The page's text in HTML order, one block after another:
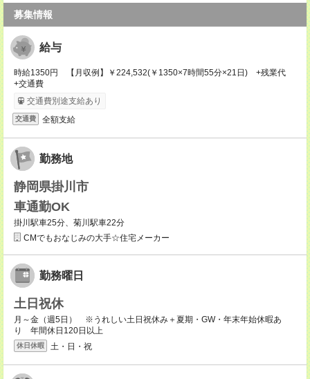
募集情報
給与
時給1350円 【月収例】￥224,532(￥1350×7時間55分×21日) +残業代
+交通費
交通費別途支給あり
交通費 全額支給
勤務地
静岡県掛川市
車通勤OK
掛川駅車25分、菊川駅車22分
CMでもおなじみの大手☆住宅メーカー
勤務曜日
土日祝休
月～金（週5日） ※うれしい土日祝休み＋夏期・GW・年末年始休暇あ
り 年間休日120日以上
休日休暇 土・日・祝